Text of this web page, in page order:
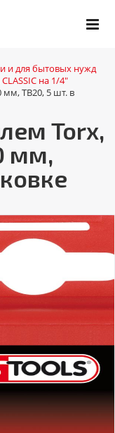
и для бытовых нужд
на 1/4"
мм, ТВ20, 5 шт. в
Torx,
мм,